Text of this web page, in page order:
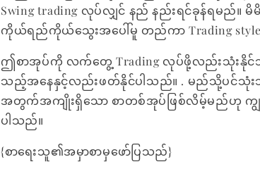
Swing trading လုပ်လျှင် နည် နည်းရင်ခုန်ရမည်။ မိ
ကိုယ်ရည်ကိုယ်သွေးအပေါ်မူ တည်ကာ Trading style
ဤစာအုပ်ကို လက်တွေ့ Trading လုပ်ဖို့လည်းသုံးနို
သည့်အနေနှင့်လည်းဖတ်နိုင်ပါသည်။ . မည်သို့ပင်သုံးသုံ
အတွက်အကျိုးရှိသော စာတစ်အုပ်ဖြစ်လိမ့်မည်ဟု ကျွန်
ပါသည်။
{စာရေးသူ၏အမှာစာမှဖော်ပြသည်}